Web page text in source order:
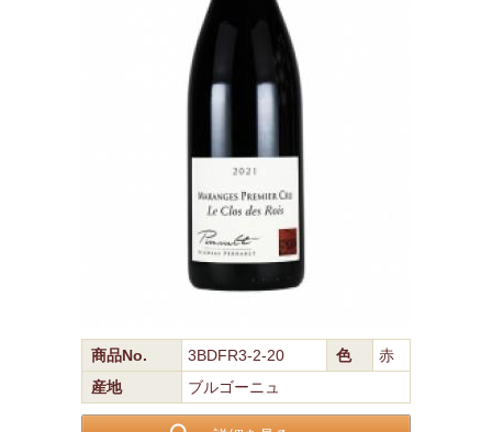
商品No. 3BDFR3-2-20 色
赤
産地
ブルゴーニュ